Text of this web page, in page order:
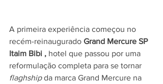
A primeira experiência começou no
recém-reinaugurado Grand Mercure SP
Itaim Bibi , hotel que passou por uma
reformulação completa para se tornar
flaghship da marca Grand Mercure na